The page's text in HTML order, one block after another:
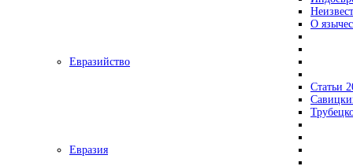
О
Евразийство
Статьи
Евразия